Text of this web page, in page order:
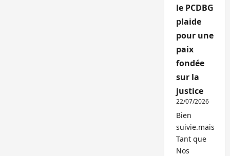
le PCDBG
plaide
pour une
paix
fondée
sur la
justice
22/07/2026
Bien
suivie.mais
Tant que
Nos